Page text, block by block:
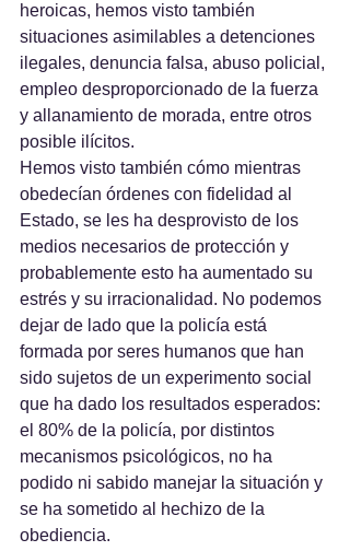
heroicas, hemos visto también
situaciones asimilables a detenciones
ilegales, denuncia falsa, abuso policial,
empleo desproporcionado de la fuerza
y allanamiento de morada, entre otros
posible ilícitos.
Hemos visto también cómo mientras
obedecían órdenes con fidelidad al
Estado, se les ha desprovisto de los
medios necesarios de protección y
probablemente esto ha aumentado su
estrés y su irracionalidad. No podemos
dejar de lado que la policía está
formada por seres humanos que han
sido sujetos de un experimento social
que ha dado los resultados esperados:
el 80% de la policía, por distintos
mecanismos psicológicos, no ha
podido ni sabido manejar la situación y
se ha sometido al hechizo de la
obediencia.